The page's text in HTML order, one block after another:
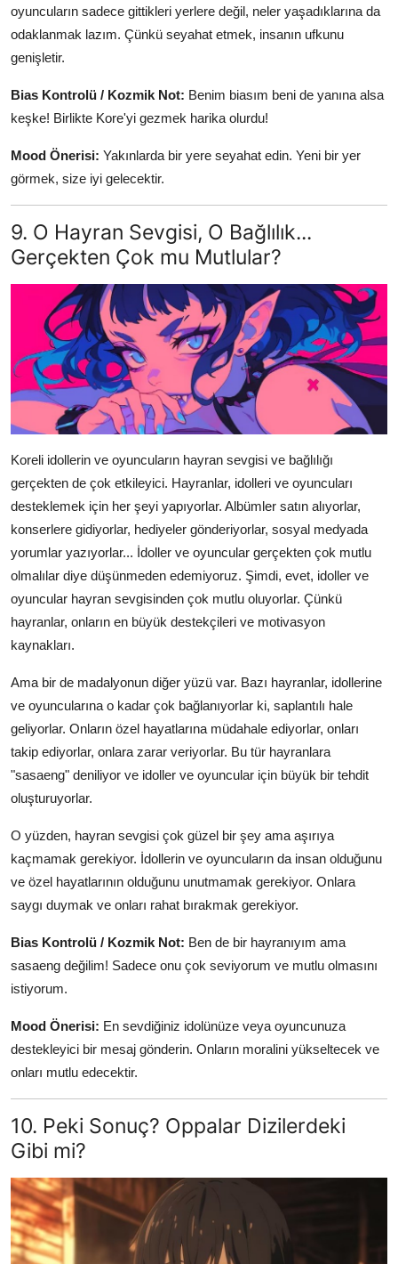
oyuncuların sadece gittikleri yerlere değil, neler yaşadıklarına da
odaklanmak lazım. Çünkü seyahat etmek, insanın ufkunu
genişletir.
Bias Kontrolü / Kozmik Not: Benim biasım beni de yanına alsa
keşke! Birlikte Kore'yi gezmek harika olurdu!
Mood Önerisi: Yakınlarda bir yere seyahat edin. Yeni bir yer
görmek, size iyi gelecektir.
9. O Hayran Sevgisi, O Bağlılık...
Gerçekten Çok mu Mutlular?
Koreli idollerin ve oyuncuların hayran sevgisi ve bağlılığı
gerçekten de çok etkileyici. Hayranlar, idolleri ve oyuncuları
desteklemek için her şeyi yapıyorlar. Albümler satın alıyorlar,
konserlere gidiyorlar, hediyeler gönderiyorlar, sosyal medyada
yorumlar yazıyorlar... İdoller ve oyuncular gerçekten çok mutlu
olmalılar diye düşünmeden edemiyoruz. Şimdi, evet, idoller ve
oyuncular hayran sevgisinden çok mutlu oluyorlar. Çünkü
hayranlar, onların en büyük destekçileri ve motivasyon
kaynakları.
Ama bir de madalyonun diğer yüzü var. Bazı hayranlar, idollerine
ve oyuncularına o kadar çok bağlanıyorlar ki, saplantılı hale
geliyorlar. Onların özel hayatlarına müdahale ediyorlar, onları
takip ediyorlar, onlara zarar veriyorlar. Bu tür hayranlara
"sasaeng" deniliyor ve idoller ve oyuncular için büyük bir tehdit
oluşturuyorlar.
O yüzden, hayran sevgisi çok güzel bir şey ama aşırıya
kaçmamak gerekiyor. İdollerin ve oyuncuların da insan olduğunu
ve özel hayatlarının olduğunu unutmamak gerekiyor. Onlara
saygı duymak ve onları rahat bırakmak gerekiyor.
Bias Kontrolü / Kozmik Not: Ben de bir hayranıyım ama
sasaeng değilim! Sadece onu çok seviyorum ve mutlu olmasını
istiyorum.
Mood Önerisi: En sevdiğiniz idolünüze veya oyuncunuza
destekleyici bir mesaj gönderin. Onların moralini yükseltecek ve
onları mutlu edecektir.
10. Peki Sonuç? Oppalar Dizilerdeki
Gibi mi?